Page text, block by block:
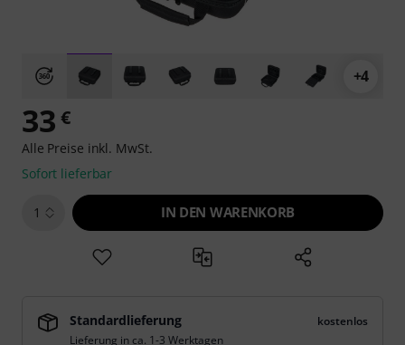
+4
33 €
Alle Preise inkl. MwSt.
Sofort lieferbar
1 IN DEN WARENKORB
Standardlieferung
kostenlos
Lieferung in ca. 1-3 Werktagen